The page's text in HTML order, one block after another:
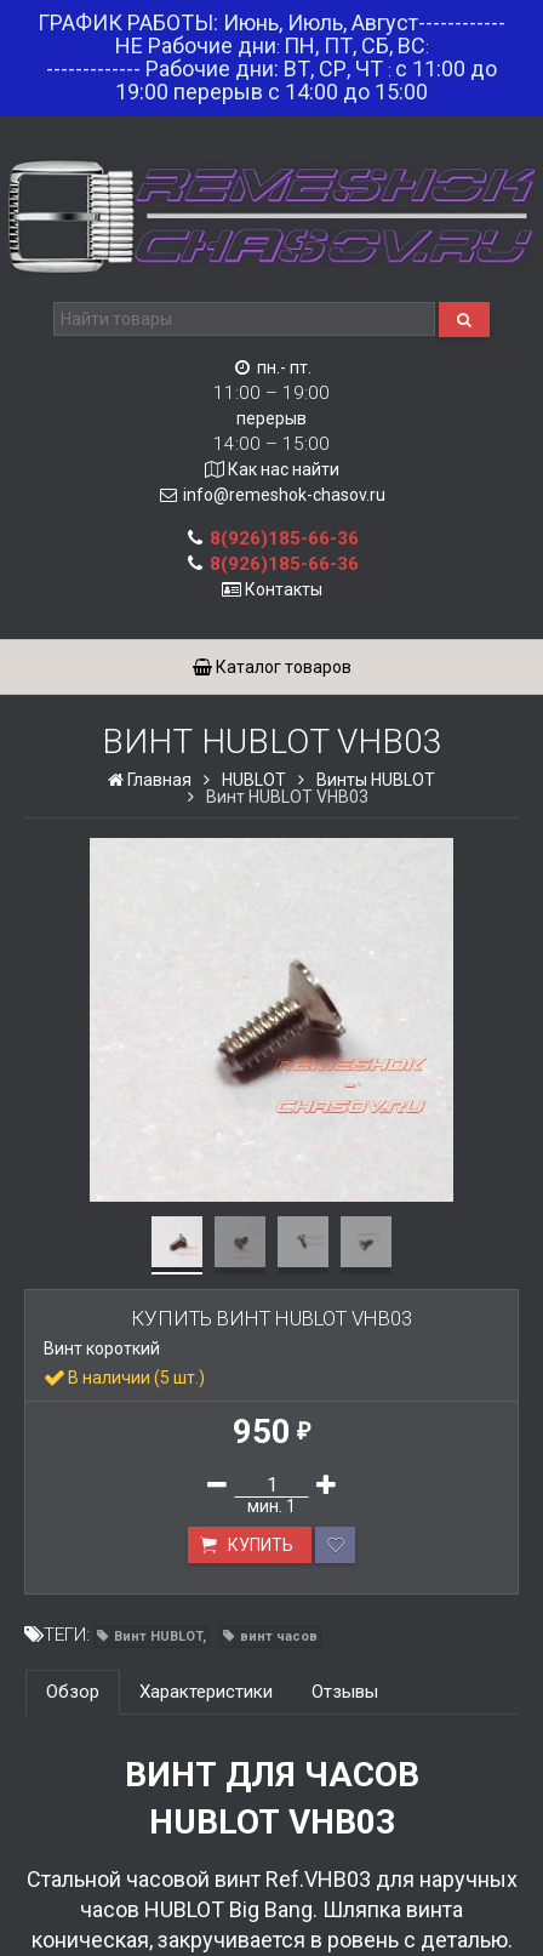
ГРАФИК РАБОТЫ: Июнь, Июль, Август------------
НЕ Рабочие дни: ПН, ПТ, СБ, ВС:
------------- Рабочие дни: ВТ, СР, ЧТ : с 11:00 до
19:00 перерыв с 14:00 до 15:00
пн.- пт.
11:00 – 19:00
перерыв
14:00 – 15:00
Как нас найти
info@remeshok-chasov.ru
8(926)185-66-36
8(926)185-66-36
Контакты
Каталог товаров
ВИНТ HUBLOT VHB03
Главная HUBLOT
Винты HUBLOT
Винт HUBLOT VHB03
КУПИТЬ ВИНТ HUBLOT VHB03
Винт короткий
В наличии (5 шт.)
950 ₽
мин. 1
КУПИТЬ
ТЕГИ: Винт HUBLOT винт часов
Обзор Характеристики Отзывы
ВИНТ ДЛЯ ЧАСОВ
HUBLOT VHB03
Стальной часовой винт Ref.VHB03 для наручных
часов HUBLOT Big Bang. Шляпка винта
коническая, закручивается в ровень с деталью.